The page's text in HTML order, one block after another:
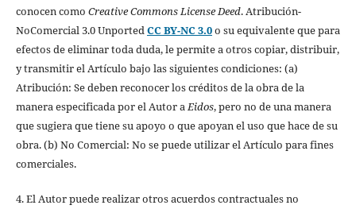
conocen como Creative Commons License Deed. Atribución-
NoComercial 3.0 UnportedCC BY-NC 3.0o su equivalente que para
efectos de eliminar toda duda, le permite a otros copiar, distribuir,
y transmitir el Artículo bajo las siguientes condiciones: (a)
Atribución: Se deben reconocer los créditos de la obra de la
manera especificada por el Autor aEidos, pero no de una manera
que sugiera que tiene su apoyo o que apoyan el uso que hace de su
obra. (b) No Comercial: No se puede utilizar el Artículo para fines
comerciales.
4. El Autor puede realizar otros acuerdos contractuales no